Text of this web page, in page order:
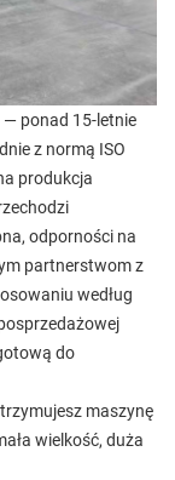
— ponad 15-letnie
z normą ISO
produkcja
odporności na
partnerstwom z
według
do
maszynę
wielkość, duża